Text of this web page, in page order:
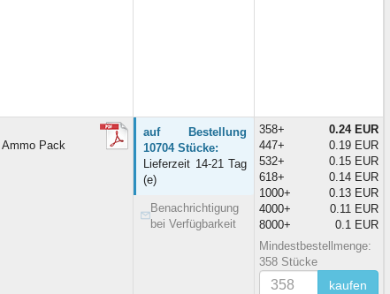
Pack
auf Bestellung
10704 Stücke:
Lieferzeit 14-21 Tag
(e)
Benachrichtigung
bei Verfügbarkeit
358+
0.24 EUR
447+
0.19 EUR
532+
0.15 EUR
618+
0.14 EUR
1000+
0.13 EUR
4000+
0.11 EUR
8000+
0.1 EUR
Mindestbestellmenge:
358 Stücke
kaufen